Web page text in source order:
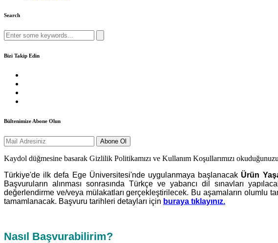
Search
Search
for:
Bizi Takip Edin
Bültenimize Abone Olun
Kaydol düğmesine basarak Gizlilik Politikamızı ve Kullanım Koşullarımızı
Türkiye'de ilk defa Ege Üniversitesi'nde uygulanmaya başlanacak Ürün
Başvuruların alınması sonrasında Türkçe ve yabancı dil sınavları
değerlendirme ve/veya mülakatları gerçekleştirilecek. Bu aşamaların olumlu
tamamlanacak. Başvuru tarihleri detayları için buraya tıklayınız.
Nasıl Başvurabilirim?